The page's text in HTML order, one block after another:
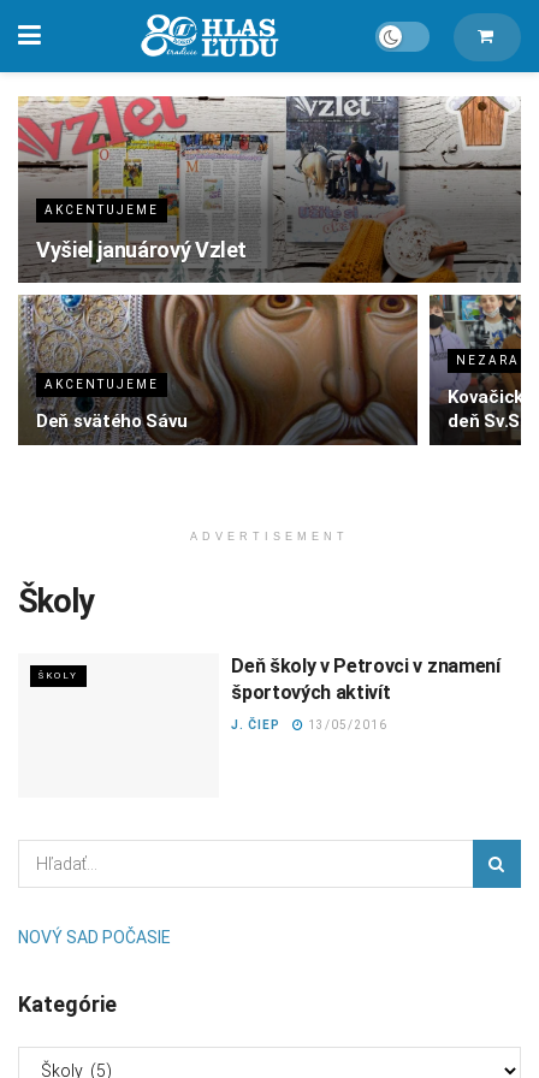
AKCENTUJEME
Vyšiel januárový Vzlet
AKCENTUJEME
Deň svätého Sávu
Kovačickí
deň
ADVERTISEMENT
Školy
ŠKOLY
Deň školy v Petrovci v znamení
športových aktivít
J. ČIEP 13/05/2016
NOVÝ SAD POČASIE
Kategórie
Kategórie